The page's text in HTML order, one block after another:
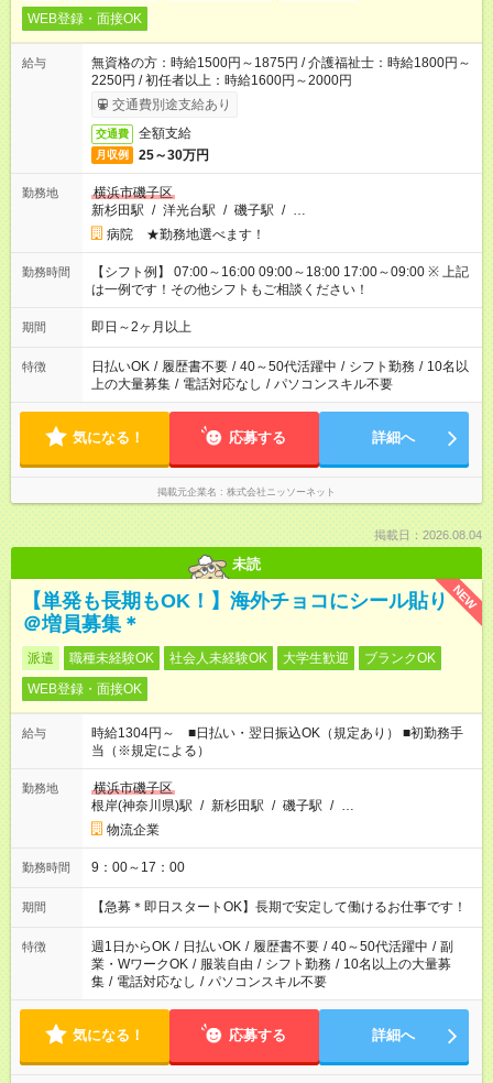
WEB登録・面接OK
給与
無資格の方：時給1500円～1875円 / 介護福祉士：時給1800円～
2250円 / 初任者以上：時給1600円～2000円
交通費別途支給あり
交通費 全額支給
月収例 25～30万円
勤務地
横浜市磯子区
新杉田駅 / 洋光台駅 / 磯子駅 / …
病院 ★勤務地選べます！
勤務時間
【シフト例】 07:00～16:00 09:00～18:00 17:00～09:00 ※ 上記
は一例です！その他シフトもご相談ください！
期間 即日～2ヶ月以上
特徴 日払いOK / 履歴書不要 / 40～50代活躍中 / シフト勤務 / 10名以
上の大量募集 / 電話対応なし / パソコンスキル不要
気になる！ 応募する 詳細へ
掲載元企業名 株式会社ニッソーネット
掲載日：2026.08.04
未読
NEW
【単発も長期もOK！】海外チョコにシール貼り
＠増員募集＊
派遣 職種未経験OK 社会人未経験OK 大学生歓迎
ブランクOK
WEB登録・面接OK
給与
時給1304円～ ■日払い・翌日振込OK（規定あり） ■初勤務手
当（※規定による）
勤務地
横浜市磯子区
根岸(神奈川県)駅 / 新杉田駅 / 磯子駅 / …
物流企業
勤務時間 9：00～17：00
期間 【急募＊即日スタートOK】長期で安定して働けるお仕事です！
特徴 週1日からOK / 日払いOK / 履歴書不要 / 40～50代活躍中 / 副
業・WワークOK / 服装自由 / シフト勤務 / 10名以上の大量募
集 / 電話対応なし / パソコンスキル不要
気になる！ 応募する 詳細へ